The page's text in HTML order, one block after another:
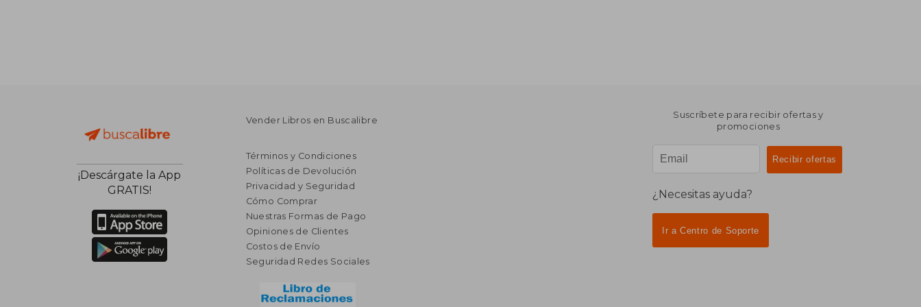
¡Descárgate la App
GRATIS!
Vender Libros en Buscalibre
Términos y Condiciones
Políticas de Devolución
Privacidad y Seguridad
Cómo Comprar
Nuestras Formas de Pago
Opiniones de Clientes
Costos de Envío
Seguridad Redes Sociales
Suscríbete para recibir ofertas y
promociones
¿Necesitas ayuda?
Ir a Centro de Soporte